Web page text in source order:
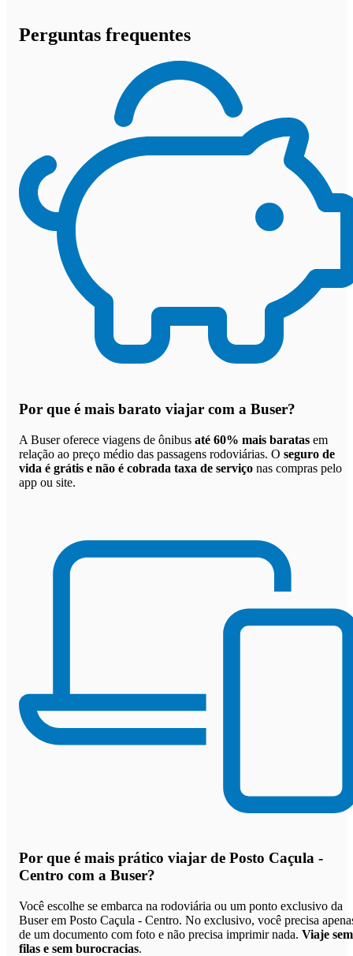
Perguntas frequentes
Por que é mais barato viajar com a Buser?
A Buser oferece viagens de ônibus até 60% mais baratas em
relação ao preço médio das passagens rodoviárias. O seguro de
vida é grátis e não é cobrada taxa de serviço nas compras pelo
app ou site.
Por que é mais prático viajar de Posto Caçula -
Centro com a Buser?
Você escolhe se embarca na rodoviária ou um ponto exclusivo da
Buser em Posto Caçula - Centro. No exclusivo, você precisa
de um documento com foto e não precisa imprimir nada. Viaje sem
filas e sem burocracias.